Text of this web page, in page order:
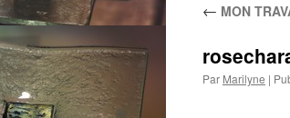
contenu
← MON
Par Marilyne |